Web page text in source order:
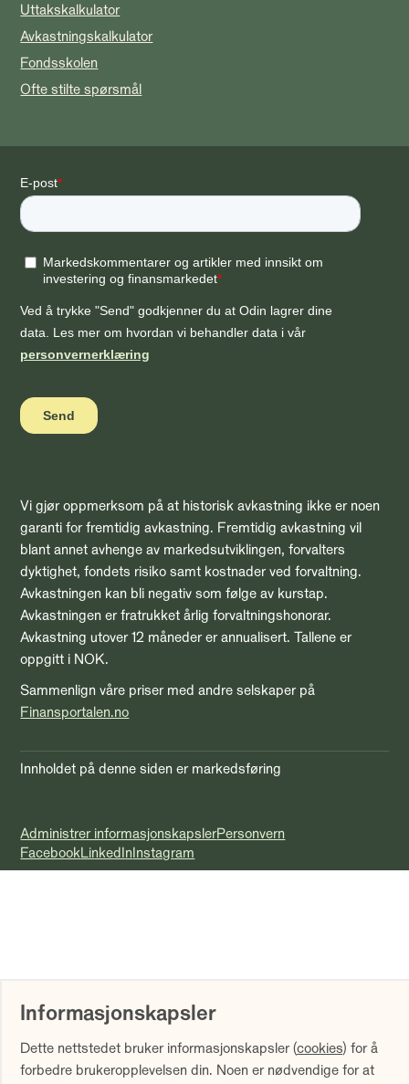
Uttakskalkulator
Avkastningskalkulator
Fondsskolen
Ofte stilte spørsmål
Vi gjør oppmerksom på at historisk avkastning ikke er noen
garanti for fremtidig avkastning. Fremtidig avkastning vil
blant annet avhenge av markedsutviklingen, forvalters
dyktighet, fondets risiko samt kostnader ved forvaltning.
Avkastningen kan bli negativ som følge av kurstap.
Avkastningen er fratrukket årlig forvaltningshonorar.
Avkastning utover 12 måneder er annualisert. Tallene er
oppgitt i NOK.
Sammenlign våre priser med andre selskaper på
Finansportalen.no
Innholdet på denne siden er markedsføring
Administrer informasjonskapslerPersonvern
FacebookLinkedInInstagram
Informasjonskapsler
Dette nettstedet bruker informasjonskapsler (cookies) for å
forbedre brukeropplevelsen din. Noen er nødvendige for at